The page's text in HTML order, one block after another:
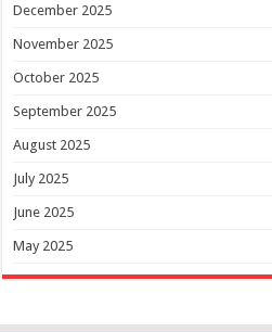
December 2025
November 2025
October 2025
September 2025
August 2025
July 2025
June 2025
May 2025